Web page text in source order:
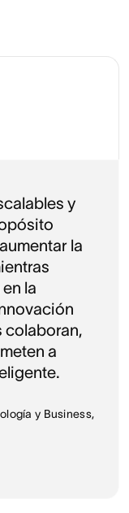
y
la
la
colaboran,
a
y Business,